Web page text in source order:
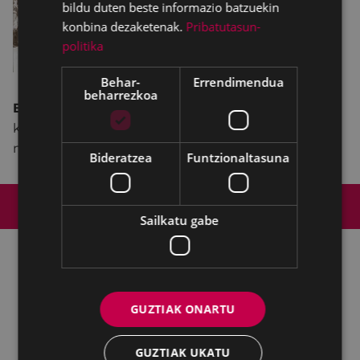
Eibarko Txirrindularitza Elkarteari eskainitako
kontzertua, tradizionalki txirrindularitzari lotutako
musikarekin.
Lege-oharra
Cookien politika
Kultura - Untzaga plaza, 1 | 20600 Eibar
943 70 84 39 / 943 70 84 00 (Pegora)| Faxa: 943 70 84
16
bildu duten beste informazio batzuekin
konbina dezaketenak. Pribatutasun-
politika
Behar-
beharrezkoa
Errendimendua
Bideratzea Funtzionaltasuna
Sailkatu gabe
GUZTIAK ONARTU
GUZTIAK UKATU